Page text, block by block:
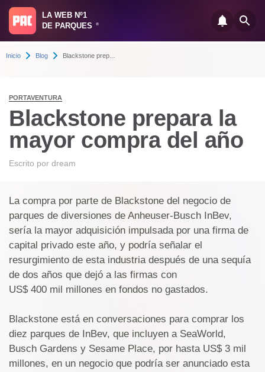
LA WEB Nº1
DE PARQUES
®
Inicio Blog Blackstone prep...
PORTAVENTURA
Blackstone prepara la
mayor compra del año
Escrito por dream
La compra por parte de Blackstone del negocio de
parques de diversiones de Anheuser-Busch InBev,
sería la mayor adquisición impulsada por una firma de
capital privado este año, y podría señalar el
resurgimiento de esta industria después de una sequía
de dos años que dejó a las firmas con
US$ 400 mil millones en fondos no gastados.
Blackstone está en conversaciones para comprar los
diez parques de InBev, que incluyen a SeaWorld,
Busch Gardens y Sesame Place, por hasta US$ 3 mil
millones, en un negocio que podría ser anunciado esta